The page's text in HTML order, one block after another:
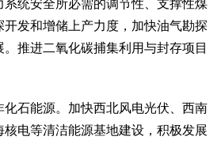
统安全所必需的调节性、支撑性煤
发和增储上产力度，加快油气勘探
推进二氧化碳捕集利用与封存项目
石能源。加快西北风电光伏、西南
电等清洁能源基地建设，积极发展